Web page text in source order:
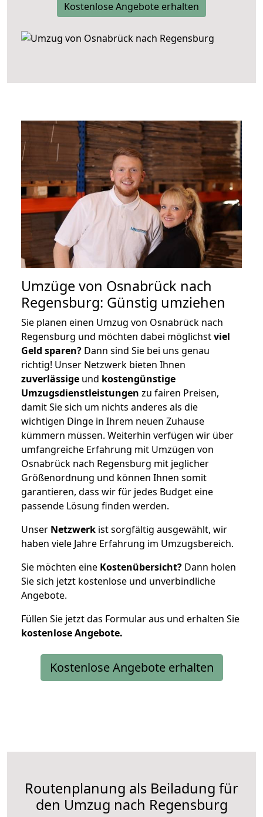
Kostenlose Angebote erhalten
Umzüge von Osnabrück nach
Regensburg: Günstig umziehen
Sie planen einen Umzug von Osnabrück nach
Regensburg und möchten dabei möglichstviel
Geld sparen? Dann sind Sie bei uns genau
richtig! Unser Netzwerk bieten Ihnen
zuverlässige und kostengünstige
Umzugsdienstleistungen zu fairen Preisen,
damit Sie sich um nichts anderes als die
wichtigen Dinge in Ihrem neuen Zuhause
kümmern müssen. Weiterhin verfügen wir über
umfangreiche Erfahrung mit Umzügen von
Osnabrück nach Regensburg mit jeglicher
Größenordnung und können Ihnen somit
garantieren, dass wir für jedes Budget eine
passende Lösung finden werden.
Unser Netzwerk ist sorgfältig ausgewählt, wir
haben viele Jahre Erfahrung im Umzugsbereich.
Sie möchten eine Kostenübersicht? Dann holen
Sie sich jetzt kostenlose und unverbindliche
Angebote.
Füllen Sie jetzt das Formular aus und erhalten Sie
kostenloseAngebote.
Kostenlose Angebote erhalten
Routenplanung als Beiladung für
den Umzug nach Regensburg